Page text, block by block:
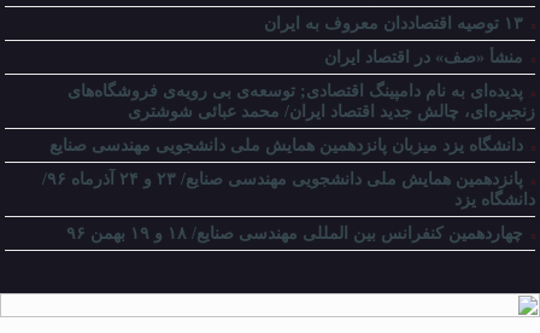
۱۳ توصیه اقتصاددان معروف به ایران
منشأ «صف» در اقتصاد ایران
پدیده‌ای به نام دامپینگ اقتصادی; توسعه‌ی بی رویه‌ی فروشگاه‌های
زنجیره‌ای، چالش جدید اقتصاد ایران/ محمد عبائی شوشتری
دانشگاه یزد میزبان پانزدهمین همایش ملی دانشجویی مهندسی صنایع
پانزدهمین همایش ملی دانشجویی مهندسی صنایع/ ۲۳ و ۲۴ آذرماه ۹۶/
دانشگاه یزد
چهاردهمین کنفرانس بین المللی مهندسی صنایع/ ۱۸ و ۱۹ بهمن ۹۶